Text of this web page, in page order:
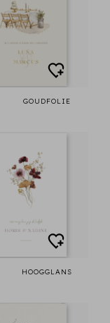
GOUDFOLIE
HOOGGLANS